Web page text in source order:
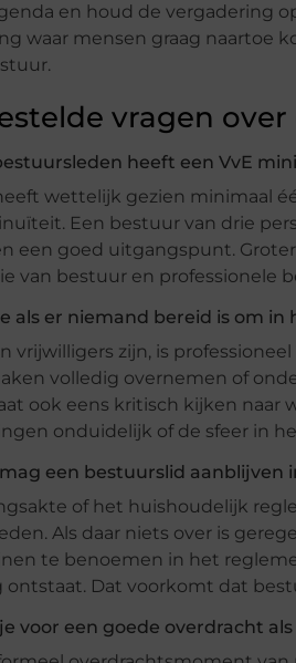
en houd de vergadering
waar mensen graag naartoe
vragen
heeft een VvE
wettelijk gezien minimaal
Een bestuur van drie
een goed uitgangspunt.
van bestuur en professionele
als er niemand bereid is om in
vrijwilligers zijn, is
volledig overnemen of
ook eens kritisch kijken naar
onduidelijk of de sfeer in
een bestuurslid aanblijven
of het huishoudelijk
Als daar niets over is
te benoemen in het
ontstaat. Dat voorkomt dat
voor een goede overdracht